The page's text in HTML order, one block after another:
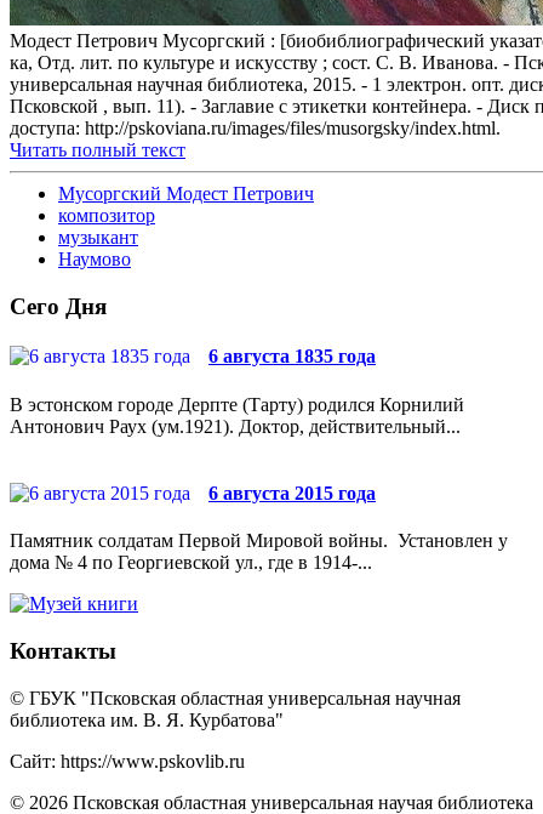
Модест Петрович Мусоргский : [биобиблиографический
ка, Отд. лит. по культуре и искусству ; сост. С. В. Иванова. -
универсальная научная библиотека, 2015. - 1 электрон. опт.
Псковской , вып. 11). - Заглавие с этикетки контейнера. -
доступа: http://pskoviana.ru/images/files/musorgsky/index.html.
Читать полный текст
Мусоргский Модест Петрович
композитор
музыкант
Наумово
Сего Дня
6 августа 1835 года
В эстонском городе Дерпте (Тарту) родился Корнилий
Антонович Раух (ум.1921). Доктор, действительный...
6 августа 2015 года
Памятник солдатам Первой Мировой войны. Установлен у
дома № 4 по Георгиевской ул., где в 1914-...
Контакты
© ГБУК "Псковская областная универсальная научная
библиотека им. В. Я. Курбатова"
Сайт: https://www.pskovlib.ru
© 2026 Псковская областная универсальная научая библиотека